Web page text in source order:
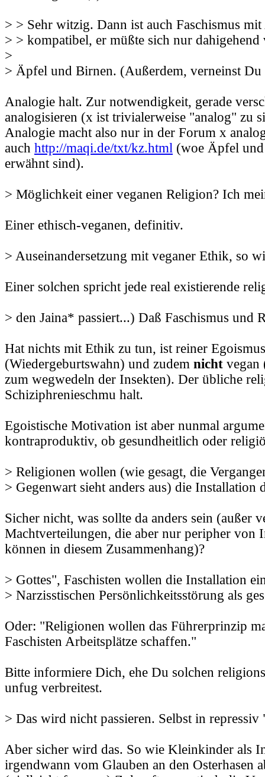
> > Sehr witzig. Dann ist auch Faschismus
> > kompatibel, er müßte sich nur dahigehend
>
> Äpfel und Birnen. (Außerdem, verneinst Du
Analogie halt. Zur notwendigkeit, gerade
analogisieren (x ist trivialerweise "analog" zu
Analogie macht also nur in der Forum x
auch http://maqi.de/txt/kz.html (woe Äpfel
erwähnt sind).
> Möglichkeit einer veganen Religion? Ich
Einer ethisch-veganen, definitiv.
> Auseinandersetzung mit veganer Ethik, so
Einer solchen spricht jede real existierende
> den Jaina* passiert...) Daß Faschismus und
Hat nichts mit Ethik zu tun, ist reiner Egoismus
(Wiedergeburtswahn) und zudem nicht vegan
zum wegwedeln der Insekten). Der übliche
Schiziphrenieschmu halt.
Egoistische Motivation ist aber nunmal
kontraproduktiv, ob gesundheitlich oder
> Religionen wollen (wie gesagt, die
> Gegenwart sieht anders aus) die Installation
Sicher nicht, was sollte da anders sein (außer
Machtverteilungen, die aber nur peripher von
können in diesem Zusammenhang)?
> Gottes", Faschisten wollen die Installation
> Narzisstischen Persönlichkeitsstörung als
Oder: "Religionen wollen das Führerprinzip
Faschisten Arbeitsplätze schaffen."
Bitte informiere Dich, ehe Du solchen
unfug verbreitest.
> Das wird nicht passieren. Selbst in repressiv
Aber sicher wird das. So wie Kleinkinder als
irgendwann vom Glauben an den Osterhasen